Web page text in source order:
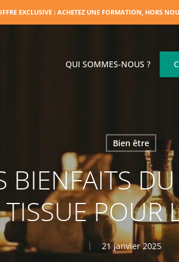
EXCLUSIVE : ACHETEZ UNE FORMATION, HORS
QUI SOMMES-NOUS ?
Bien être
BIENFAITS
TISSUE POUR
21 janvier 2025